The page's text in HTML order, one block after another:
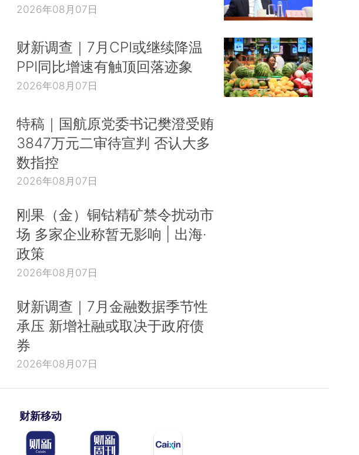
2026年08月07日
财新调查｜7月CPI或继续降温
PPI同比增速有触顶回落迹象
2026年08月07日
特稿｜国航原党委书记樊澄受贿
3847万元二审待宣判 否认大多
数指控
2026年08月07日
刚果（金）铜钴精矿禁令扰动市
场 多家企业称暂无影响 | 出海·
政策
2026年08月07日
财新调查｜7月金融数据季节性
承压 新增社融或取决于政府债
券
2026年08月07日
财新移动